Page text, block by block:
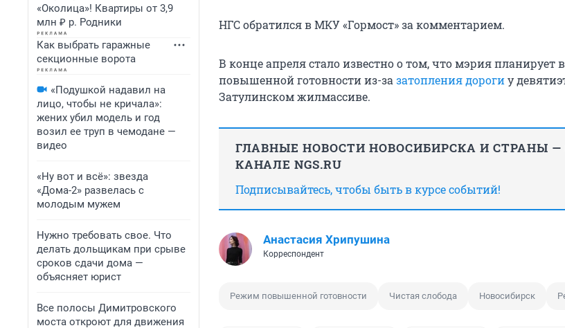
«Околица»! Квартиры от 3,9
млн ₽ р. Родники
Как выбрать гаражные
секционные ворота
«Подушкой надавил на
лицо, чтобы не кричала»:
жених убил модель и год
возил ее труп в чемодане —
видео
«Ну вот и всё»: звезда
«Дома-2» развелась с
молодым мужем
Нужно требовать свое. Что
делать дольщикам при срыве
сроков сдачи дома —
объясняет юрист
Все полосы Димитровского
моста откроют для движения
НГС обратился в МКУ «Гормост» за комментарием.
В конце апреля стало известно о том, что мэрия планирует
повышенной готовности из-за затопления дорогиу
Затулинском жилмассиве.
ГЛАВНЫЕ НОВОСТИ НОВОСИБИРСКА И СТРАНЫ —
КАНАЛЕ NGS.RU
Подписывайтесь, чтобы быть в курсе событий!
Анастасия Хрипушина
Корреспондент
Режим повышенной готовности Чистая слобода Новосибирск